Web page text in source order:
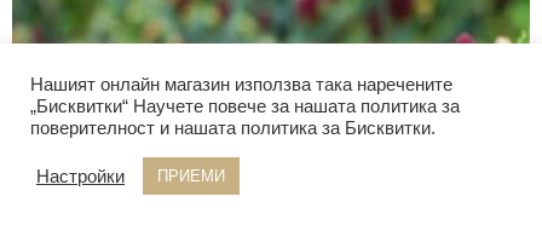
Нашият онлайн магазин използва така наречените
„Бисквитки“ Научете повече за нашата политика за
поверителност и нашата политика за Бисквитки.
Настройки ПРИЕМИ